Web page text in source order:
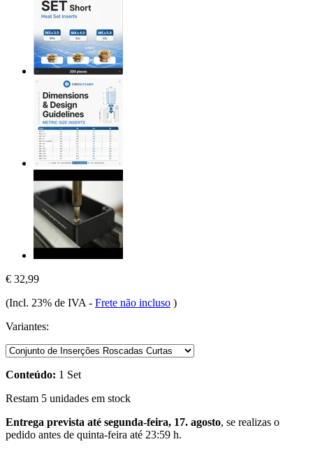
€ 32,99
(Incl. 23% de IVA - Frete não incluso )
Variantes:
Conteúdo: 1 Set
Restam 5 unidades em stock
Entrega prevista até segunda-feira, 17. agosto, se realizas o
pedido antes de quinta-feira até 23:59 h.